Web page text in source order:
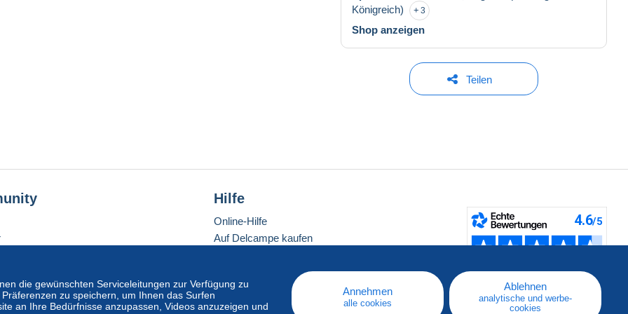
Königreich)
3
Shop anzeigen
Teilen
die gewünschten Serviceleitungen zur Verfügung zu
zu speichern, um Ihnen das Surfen
an Ihre Bedürfnisse anzupassen, Videos anzuzeigen und
Annehmen
alle cookies
Ablehnen
analytische und werbe-
cookies
Hilfe
Online-Hilfe
Auf Delcampe kaufen
Eine sichere Website